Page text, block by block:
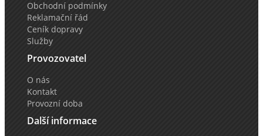
Obchodní podmínky
Reklamační řád
Ceník dopravy
Služby
Provozovatel
O nás
Kontakt
Provozní doba
Další informace